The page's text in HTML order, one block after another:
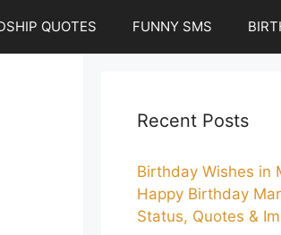
QUOTES FUNNY SMS
Recent Posts
Birthday Wishes in
Happy Birthday
Status, Quotes &